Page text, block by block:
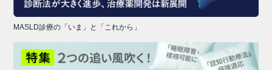
MASLD診療の「いま」と「これから」